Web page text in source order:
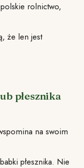
rolnictwo,
że len jest
płesznika
na swoim
płesznika. Nie